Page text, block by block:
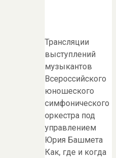
Трансляции
выступлений
музыкантов
Всероссийского
юношеского
симфонического
оркестра под
управлением
Юрия Башмета
Как, где и когда